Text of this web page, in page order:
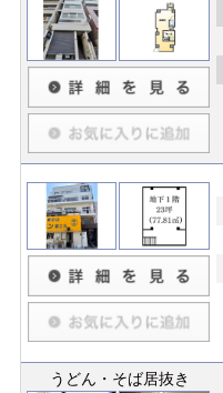
うどん・そば居抜き